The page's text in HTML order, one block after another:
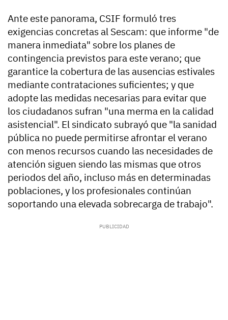
Ante este panorama, CSIF formuló tres
exigencias concretas al Sescam: que informe "de
manera inmediata" sobre los planes de
contingencia previstos para este verano; que
garantice la cobertura de las ausencias estivales
mediante contrataciones suficientes; y que
adopte las medidas necesarias para evitar que
los ciudadanos sufran "una merma en la calidad
asistencial". El sindicato subrayó que "la sanidad
pública no puede permitirse afrontar el verano
con menos recursos cuando las necesidades de
atención siguen siendo las mismas que otros
periodos del año, incluso más en determinadas
poblaciones, y los profesionales continúan
soportando una elevada sobrecarga de trabajo".